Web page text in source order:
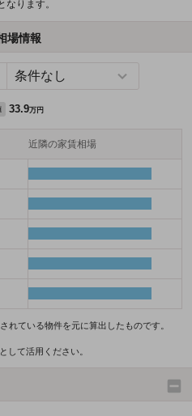
ります。
場情報
33.9万円
近隣の家賃相場
れている物件を元に算出したものです。
して活用ください。